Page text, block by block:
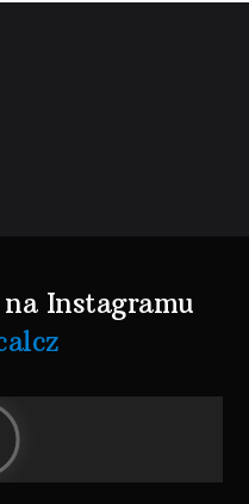
Instagramu